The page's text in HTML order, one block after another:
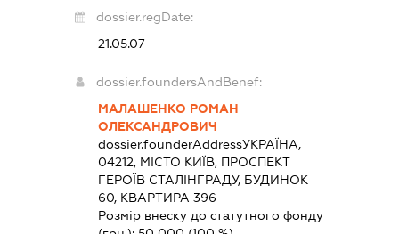
dossier.regDate:
21.05.07
dossier.foundersAndBenef:
МАЛАШЕНКО РОМАН
ОЛЕКСАНДРОВИЧ
dossier.founderAddressУКРАЇНА,
04212, МІСТО КИЇВ, ПРОСПЕКТ
ГЕРОЇВ СТАЛІНГРАДУ, БУДИНОК
60, КВАРТИРА 396
Розмір внеску до статутного фонду